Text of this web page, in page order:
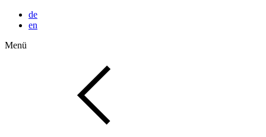
de
en
Menü